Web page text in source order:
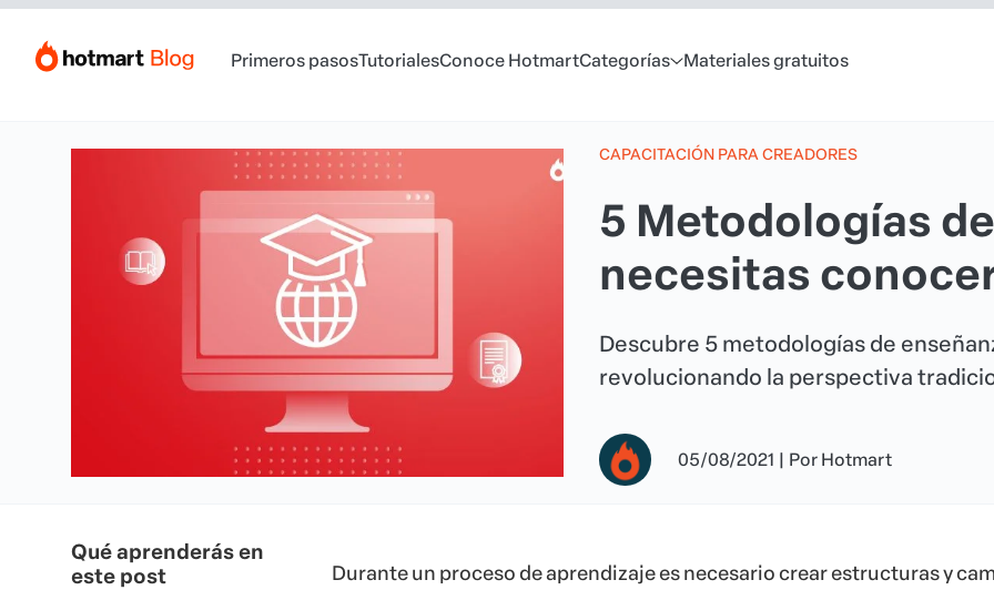
Primeros pasosTutorialesConoce HotmartCategorías Materiales gratuitos
CAPACITACIÓN PARA CREADORES
5 Metodologías
necesitas
Descubre 5 metodologías de
revolucionando la perspectiva
05/08/2021 | Por Hotmart
Qué aprenderás en
este post
Durante un proceso de aprendizaje es necesario crear estructuras y